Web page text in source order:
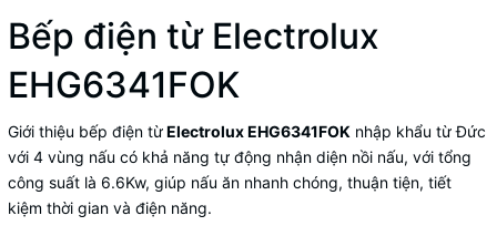
Bếp điện từ Electrolux
EHG6341FOK
Giới thiệu bếp điện từElectrolux EHG6341FOK nhập khẩu từ Đức
với 4 vùng nấu có khả năng tự động nhận diện nồi nấu, với tổng
công suất là 6.6Kw, giúp nấu ăn nhanh chóng, thuận tiện, tiết
kiệm thời gian và điện năng.